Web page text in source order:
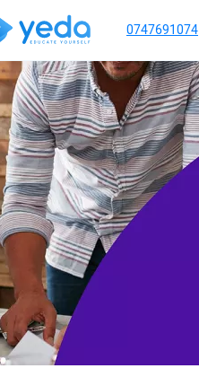
0747691074